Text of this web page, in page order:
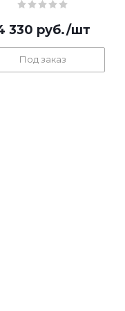
330 руб./шт
Под заказ